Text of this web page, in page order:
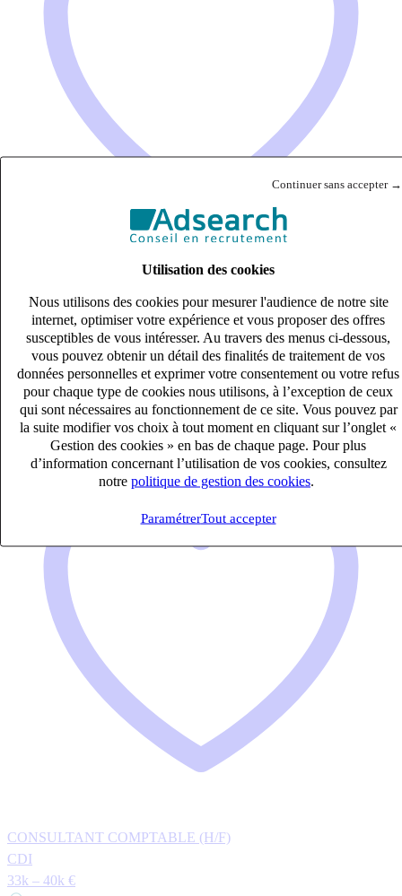
Continuer sans accepter →
Utilisation des cookies
Nous utilisons des cookies pour mesurer l'audience de notre site
internet, optimiser votre expérience et vous proposer des offres
susceptibles de vous intéresser. Au travers des menus ci-dessous,
vous pouvez obtenir un détail des finalités de traitement de vos
données personnelles et exprimer votre consentement ou votre refus
pour chaque type de cookies nous utilisons, à l’exception de ceux
qui sont nécessaires au fonctionnement de ce site. Vous pouvez par
la suite modifier vos choix à tout moment en cliquant sur l’onglet «
Gestion des cookies » en bas de chaque page. Pour plus
d’information concernant l’utilisation de vos cookies, consultez
notre politique de gestion des cookies
ParamétrerTout accepter
CDI
33k – 40k €
Clermont-Ferrand, Puy-de-Dôme (63000)
Publié le 07/08/2026
Audit & Expertise Comptable
CONSULTANT COMPTABLE (H/F)
CDI
33k – 40k €